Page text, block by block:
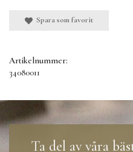
Spara som favorit
Artikelnummer:
34080011
Ta del av våra